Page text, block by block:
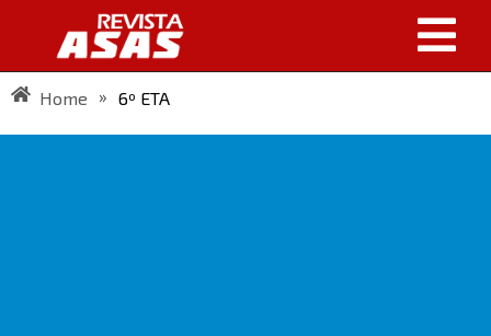
Home » 6º ETA